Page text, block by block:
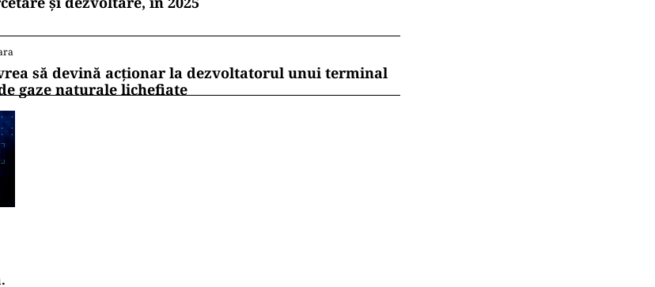
să devină acționar la dezvoltatorul unui terminal
gaze naturale lichefiate